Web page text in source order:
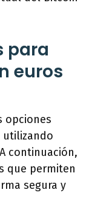
para
euros
opciones
utilizando
continuación,
que permiten
segura y